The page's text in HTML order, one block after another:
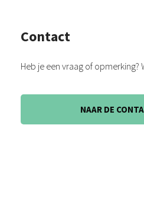
Contact
Heb je een vraag of opmerking?
NAAR DE